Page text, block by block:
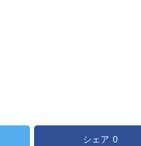
シェア 0